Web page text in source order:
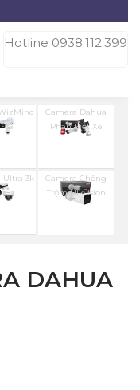
Hotline 0938.112.399
Camera Dahua
Phân Biệt Xe
Ultra 3k
Camera Chống
Trộm Hikvision
DAHUA